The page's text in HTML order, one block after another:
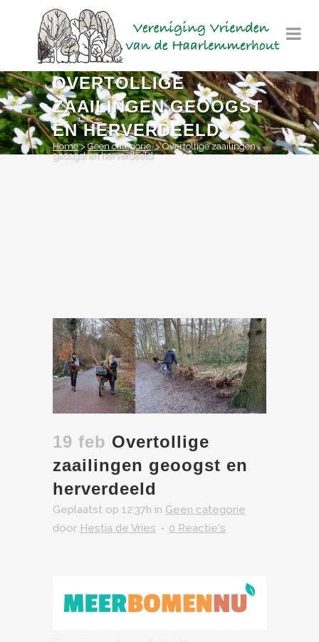
OVERTOLLIGE
ZAAILINGEN GEOOGST
EN HERVERDEELD
Home>Geen categorie >Overtollige zaailingen
geoogst en herverdeeld
19 feb Overtollige
zaailingen geoogst en
herverdeeld
Geplaatst op 12:37h in Geen categorie
door Hestia de Vries 0 Reactie's